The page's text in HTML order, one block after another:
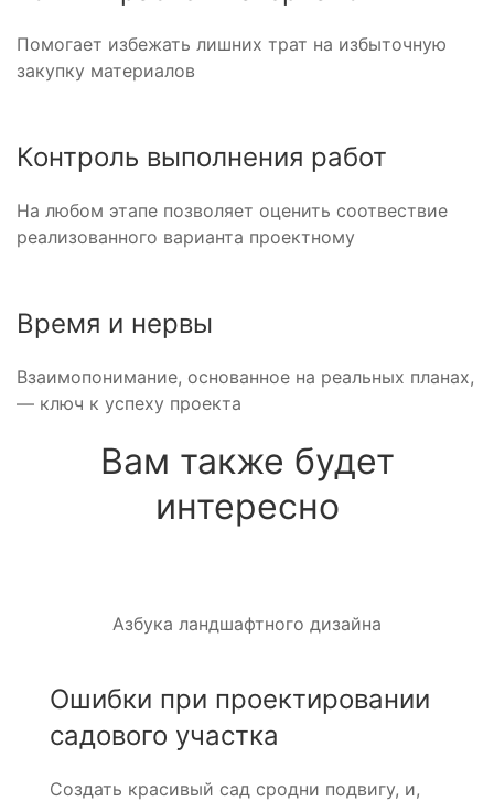
Помогает избежать лишних трат на избыточную
закупку материалов
Контроль выполнения работ
На любом этапе позволяет оценить соотвествие
реализованного варианта проектному
Время и нервы
Взаимопонимание, основанное на реальных планах,
— ключ к успеху проекта
Вам также будет
интересно
Азбука ландшафтного дизайна
Ошибки при проектировании
садового участка
Создать красивый сад сродни подвигу, и,